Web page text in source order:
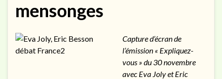
mensonges
Capture d’écran de
l’émission « Expliquez-
vous » du 30 novembre
avec Eva Joly et Eric